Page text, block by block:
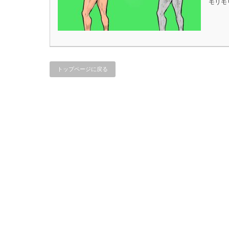
モリ
トップページに戻る